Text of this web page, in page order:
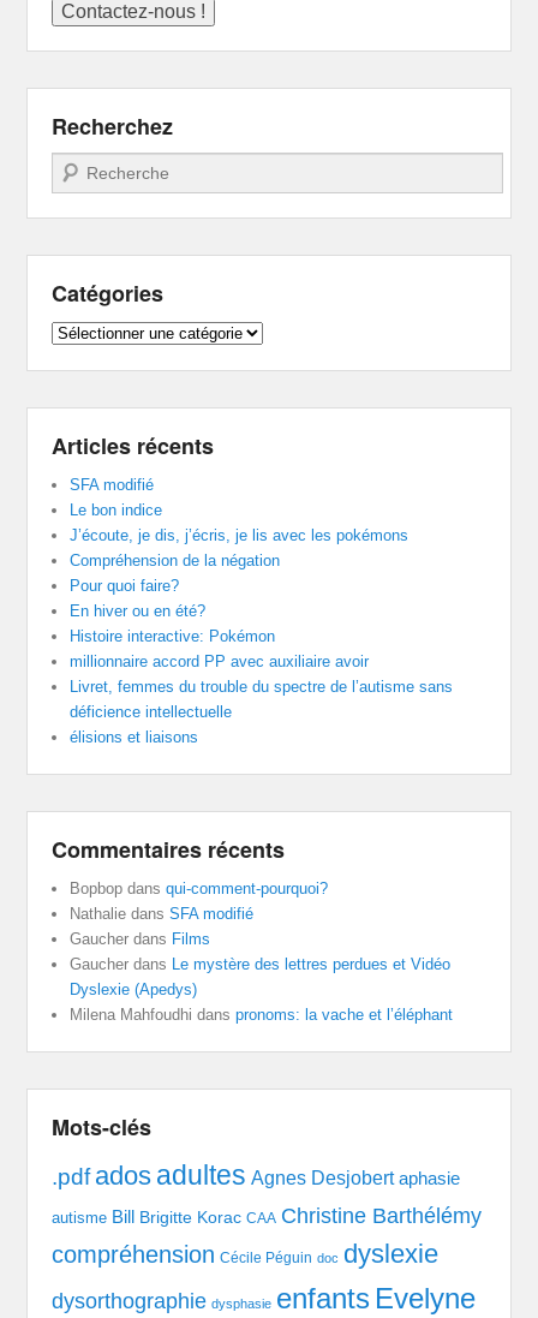
Recherchez
Recherche
Catégories
Catégories
Articles récents
SFA modifié
Le bon indice
J’écoute, je dis, j’écris, je lis avec les pokémons
Compréhension de la négation
Pour quoi faire?
En hiver ou en été?
Histoire interactive: Pokémon
millionnaire accord PP avec auxiliaire avoir
Livret, femmes du trouble du spectre de l’autisme sans
déficience intellectuelle
élisions et liaisons
Commentaires récents
Bopbop dansqui-comment-pourquoi?
Nathalie dansSFA modifié
Gaucher dans Films
Gaucher dans Le mystère des lettres perdues et Vidéo
Dyslexie (Apedys)
Milena Mahfoudhi danspronoms: la vache et l’éléphant
Mots-clés
.pdf ados adultes Agnes Desjobert aphasie
autisme Bill Brigitte Korac CAA Christine Barthélémy
compréhension Cécile Péguin doc dyslexie
dysorthographie dysphasie enfants Evelyne